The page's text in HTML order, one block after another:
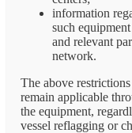
information
such
and relevant
network.
The above
remain applicable
the equipment,
vessel reflagging or